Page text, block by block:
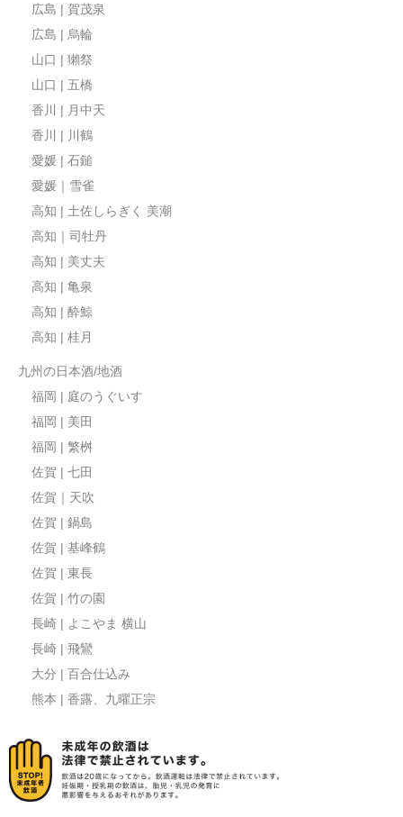
広島 | 賀茂泉
広島 | 烏輪
山口 | 獺祭
山口 | 五橋
香川 | 月中天
香川 | 川鶴
愛媛 | 石鎚
愛媛｜雪雀
高知 | 土佐しらぎく 美潮
高知｜司牡丹
高知 | 美丈夫
高知 | 亀泉
高知 | 酔鯨
高知 | 桂月
九州の日本酒/地酒
福岡 | 庭のうぐいす
福岡 | 美田
福岡 | 繁桝
佐賀 | 七田
佐賀｜天吹
佐賀 | 鍋島
佐賀 | 基峰鶴
佐賀 | 東長
佐賀 | 竹の園
長崎 | よこやま 横山
長崎 | 飛鸞
大分 | 百合仕込み
熊本 | 香露、九曜正宗